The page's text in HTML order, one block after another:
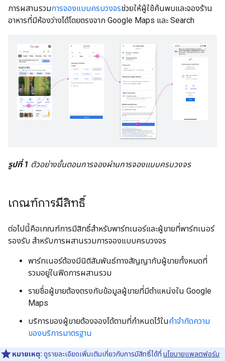
การผสานรวมการจองแบบครบวงจรช่วยให้ผู้ใช้ค้นพบและจองร้าน
อาหารที่มีห้องว่างได้โดยตรงจาก Google Maps และ Search
รูปที่ 1 ตัวอย่างขั้นตอนการจองผ่านการจองแบบครบวงจร
เกณฑ์การมีสิทธิ์
ต่อไปนี้คือเกณฑ์การมีสิทธิ์สำหรับพาร์ทเนอร์และผู้ขายที่พาร์ทเนอร์
รองรับ สำหรับการผสานรวมการจองแบบครบวงจร
พาร์ทเนอร์ต้องมีนิติสัมพันธ์ทางสัญญากับผู้ขายทั้งหมดที่
รวมอยู่ในฟีดการผสานรวม
รายชื่อผู้ขายต้องตรงกับข้อมูลผู้ขายที่มีตำแหน่งใน Google
Maps
บริการของผู้ขายต้องจองได้ตามที่กำหนดไว้ในคำจำกัดความ
ของบริการมาตรฐาน
หมายเหตุ: ดูรายละเอียดเพิ่มเติมเกี่ยวกับการมีสิทธิ์ได้ที่ นโยบายแพลตฟอร์ม